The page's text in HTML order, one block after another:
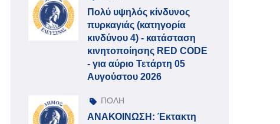
Πολύ υψηλός κίνδυνος
πυρκαγιάς (κατηγορία
κινδύνου 4) - κατάσταση
κινητοποίησης RED CODE
- για αύριο Τετάρτη 05
Αυγούστου 2026
ΠΟΛΗ
ΑΝΑΚΟΙΝΩΣΗ: Έκτακτη